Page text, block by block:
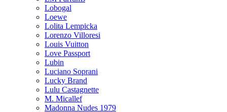
Lobogal
Loewe
Lolita Lempicka
Lorenzo Villoresi
Louis Vuitton
Love Passport
Lubin
Luciano Soprani
Lucky Brand
Lulu Castagnette
M. Micallef
Madonna Nudes 1979